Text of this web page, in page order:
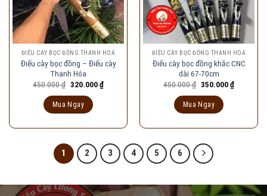
ĐIẾU CÀY BỌC ĐỒNG THANH HÓA
Điếu cày bọc đồng – Điếu cày
Thanh Hóa
450.000₫ Giá
là:
450.000 ₫.
320.000₫Giá
hiện
Mua Ngay
ĐIẾU CÀY BỌC ĐỒNG THANH HÓA
Điếu cày bọc đồng khắc CNC
dài 67-70cm
450.000₫ Giá
là:
450.000 ₫.
350.000₫Giá
hiện
Mua Ngay
1 2 3 4 5 6